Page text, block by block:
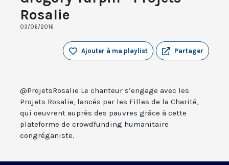
Rosalie
03/06/2016
Partager
Ajouter à ma playlist
@ProjetsRosalie Le chanteur s’engage avec les
Projets Rosalie, lancés par les Filles de la Charité,
qui oeuvrent auprès des pauvres grâce à cette
plateforme de crowdfunding humanitaire
congréganiste.